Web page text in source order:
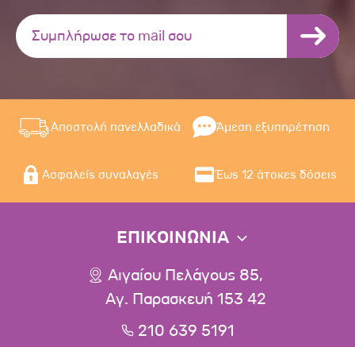
Αποστολή πανελλαδικά Άμεση εξυπηρέτηση
Ασφαλείς συναλαγές Έως 12 άτοκες δόσεις
ΕΠΙΚΟΙΝΩΝΙΑ
Αιγαίου Πελάγους 85,
Αγ. Παρασκευή 153 42
210 639 5191